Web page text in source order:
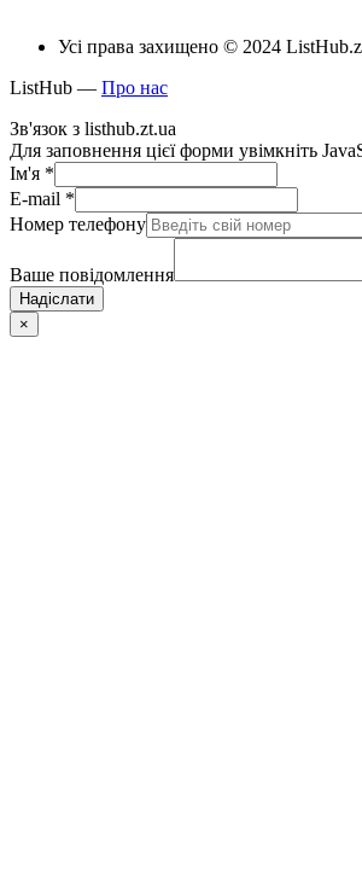
Усі права захищено © 2024
ListHub — Про нас
Зв'язок з listhub.zt.ua
Для заповнення цієї форми увімкніть
Ім'я *
E-mail *
Номер телефону
Ваше повідомлення
Надіслати
×